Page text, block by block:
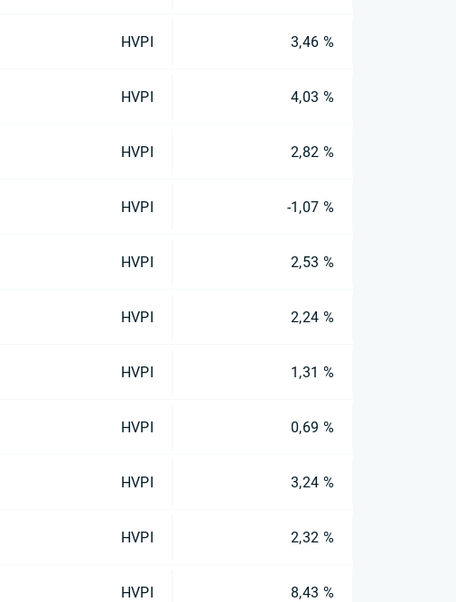
HVPI 3,46 %
HVPI 4,03 %
HVPI 2,82 %
HVPI -1,07 %
HVPI 2,53 %
HVPI 2,24 %
HVPI 1,31 %
HVPI 0,69 %
HVPI 3,24 %
HVPI 2,32 %
HVPI 8,43 %